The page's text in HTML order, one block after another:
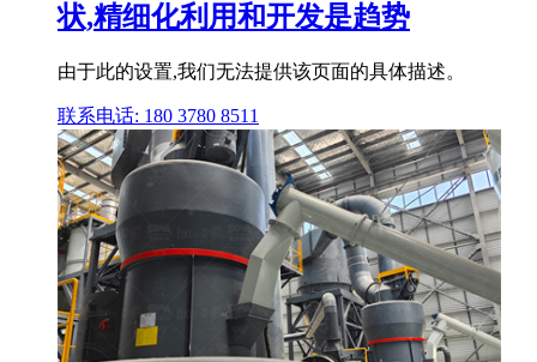
状,精细化利用和开发是趋势
由于此的设置,我们无法提供该页面的具体描述。
联系电话: 180 3780 8511